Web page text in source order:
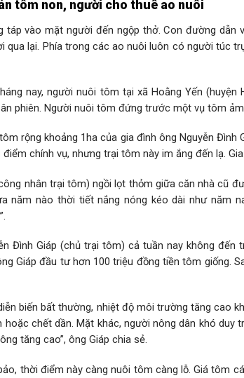
tôm non, người cho thuê ao nuôi
táp vào mặt người đến ngộp thở. Con đường
qua lại. Phía trong các ao nuôi luôn có người túc
nay, người nuôi tôm tại xã Hoằng Yến
phiên. Người nuôi tôm đứng trước một vụ tôm
rộng khoảng 1ha của gia đình ông Nguyễn
chính vụ, nhưng trại tôm này im ắng đến lạ.
nhân trại tôm) ngồi lọt thỏm giữa căn nhà cũ
năm nào thời tiết nắng nóng kéo dài như năm
Đình Giáp (chủ trại tôm) cả tuần nay không đến
Giáp đầu tư hơn 100 triệu đồng tiền tôm giống.
biến bất thường, nhiệt độ môi trường tăng cao
hoặc chết dần. Mặt khác, người nông dân khó
tăng cao”, ông Giáp chia sẻ.
thời điểm này càng nuôi tôm càng lỗ. Giá tôm